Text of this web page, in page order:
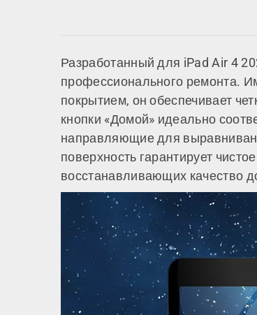
Разработанный для iPad Air 4
профессионального ремонта.
покрытием, он обеспечивает
кнопки «Домой» идеально
направляющие для
поверхность гарантирует
восстанавливающих качество